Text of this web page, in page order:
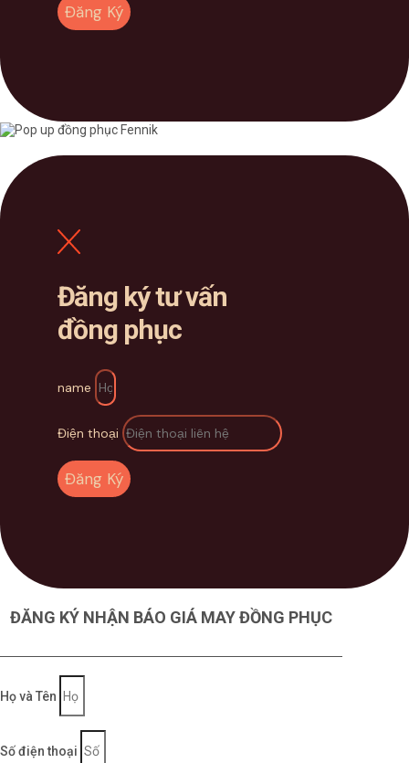
Đăng Ký
Đăng ký tư vấn
đồng phục
name
Điện thoại
Đăng Ký
ĐĂNG KÝ NHẬN BÁO GIÁ MAY ĐỒNG PHỤC
Họ và Tên
Số điện thoại